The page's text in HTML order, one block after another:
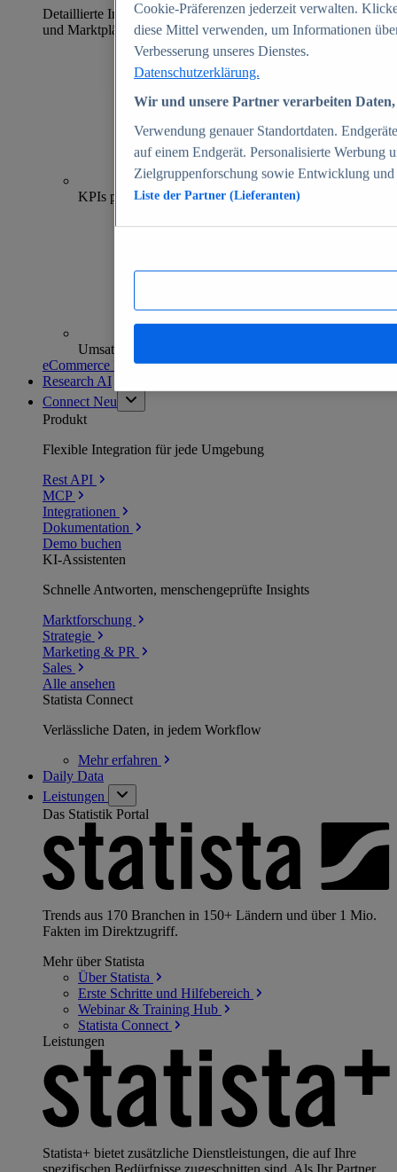
Detaillierte Informationen zu mehr als 39.000 Online-Shops
und Marktplätzen
70+
KPIs pro Shop
Umsatzanalysen und -prognosen
eCommerce Insights entdecken
Research AI
Connect Neu
Produkt
Flexible Integration für jede Umgebung
Rest API
MCP
Integrationen
Dokumentation
Demo buchen
KI-Assistenten
Schnelle Antworten, menschengeprüfte Insights
Marktforschung
Strategie
Marketing & PR
Sales
Alle ansehen
Statista Connect
Verlässliche Daten, in jedem Workflow
Mehrerfahren
Daily Data
Leistungen
Das Statistik Portal
Trends aus 170 Branchen in 150+ Ländern und über 1 Mio.
Fakten im Direktzugriff.
Mehr über Statista
Über Statista
Erste Schritte und Hilfebereich
Webinar & Training Hub
Statista Connect
Leistungen
Statista+ bietet zusätzliche Dienstleistungen, die auf Ihre
spezifischen Bedürfnisse zugeschnitten sind. Als Ihr Partner
Cookie-Präferenzen jederzeit verwalten.
diese Mittel verwenden, um Informationen
Verbesserung unseres Dienstes.
Datenschutzerklärung.
Wir und unsere Partner verarbeiten
Verwendung genauer Standortdaten.
auf einem Endgerät. Personalisierte Werbung
Zielgruppenforschung sowie Entwicklung
Liste der Partner (Lieferanten)